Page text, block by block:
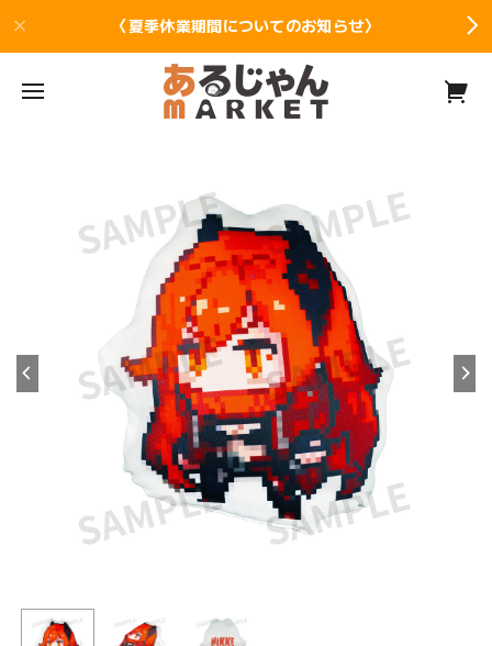
〈夏季休業期間についてのお知らせ〉